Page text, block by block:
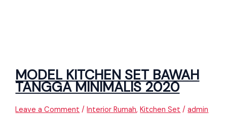
MODEL KITCHEN SET BAWAH
TANGGA MINIMALIS 2020
Leave a Comment /Interior Rumah,Kitchen Set /admin